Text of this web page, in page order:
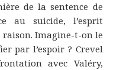
de la sentence de
au suicide, l’esprit
raison. Imagine-t-on le
par l’espoir ? Crevel
avec Valéry,